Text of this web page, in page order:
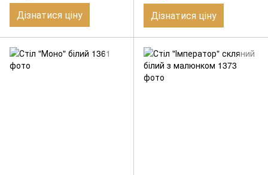
Дізнатися ціну Дізнатися ціну